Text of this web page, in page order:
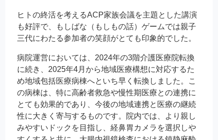
ヒトの終活を考えるACP家族会議を主題とした講演
も好評で、もしばな（もしもの話）ゲームでは親子
三代にわたる参加者の笑顔がとても印象的でした。
病院運営においては、2024年の3階介護医療院転換
に続き、2025年4月から地域医療構想に対応するた
め地域包括医療病棟へといち早く転換しました。こ
の病棟は、特に高齢者救急や慢性期医療との連携に
とても効果的であり、今後の地域連携と医療の継続
性に大きく寄与するものです。院内では、より親し
みやすいドックを目指し、経鼻胃カメラを選択しや